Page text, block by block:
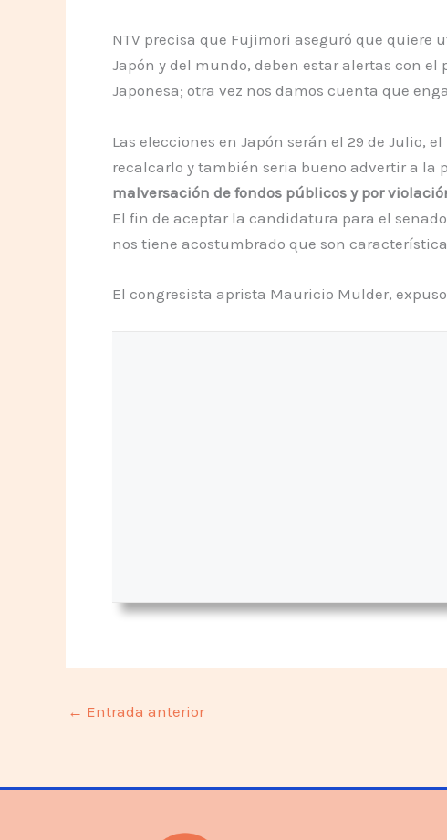
NTV precisa que Fujimori aseguró que quiere
Japón y del mundo, deben estar alertas con
Japonesa; otra vez nos damos cuenta que
Las elecciones en Japón serán el 29 de Julio,
recalcarlo y también seria bueno advertir a la
malversación de fondos públicos y por
El fin de aceptar la candidatura para el
nos tiene acostumbrado que son
El congresista aprista Mauricio Mulder,
← Entrada anterior